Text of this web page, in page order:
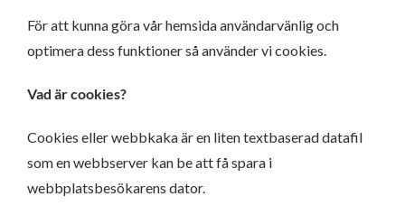
För att kunna göra vår hemsida användarvänlig och
optimera dess funktioner så använder vi cookies.
Vad är cookies?
Cookies eller webbkaka är en liten textbaserad datafil
som en webbserver kan be att få spara i
webbplatsbesökarens dator.